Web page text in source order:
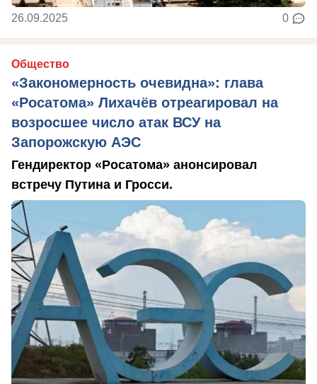
26.09.2025 0
Общество
«Закономерность очевидна»: глава
«Росатома» Лихачёв отреагировал на
возросшее число атак ВСУ на
Запорожскую АЭС
Гендиректор «Росатома» анонсировал
встречу Путина и Гросси.